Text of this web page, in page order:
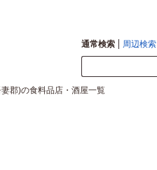
通常検索 周辺検索
郡)の食料品店・酒屋一覧